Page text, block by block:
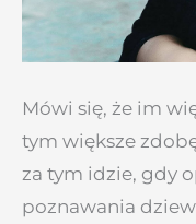
Mówi się, że im
tym większe
za tym idzie, gdy
poznawania